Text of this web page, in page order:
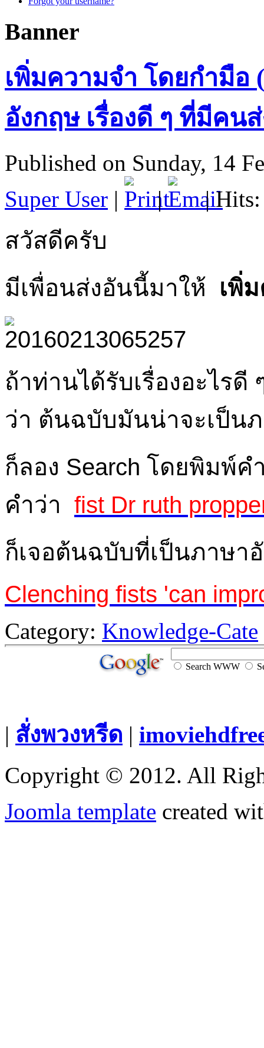
Banner
เพิ่มความจำ โดยกำมื
อังกฤษ เรื่องดี ๆ ที่มีคน
Published on Sunday, 14
Super User | | | Hits:
สวัสดีครับ
มีเพื่อนส่งอันนี้มาให้ เพิ่
ถ้าท่านได้รับเรื่องอะไร
ว่า ต้นฉบับมันน่าจะเป็น
ก็ลอง Search โดยพิมพ์
คำว่า fist Dr ruth
ก็เจอต้นฉบับที่เป็นภาษ
Clenching fists 'can
Category: Knowledge-Cate
Search WWW
| สั่งพวงหรีด |
Copyright © 2012. All
Joomla template created